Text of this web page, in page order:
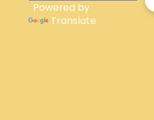
Powered by
Translate